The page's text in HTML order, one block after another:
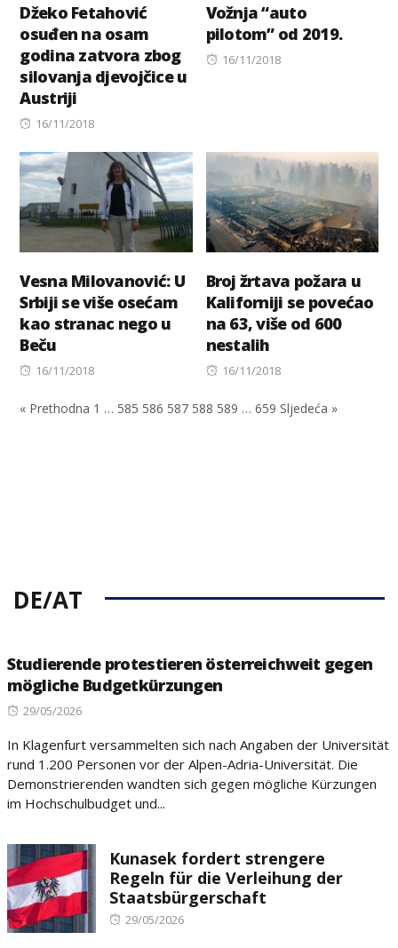
Džeko Fetahović
osuđen na osam
godina zatvora zbog
silovanja djevojčice u
Austriji
Posted
16/11/2018
Vožnja “auto
pilotom” od 2019.
Posted
16/11/2018
Vesna Milovanović: U
Srbiji se više osećam
kao stranac nego u
Beču
Posted
16/11/2018
Broj žrtava požara u
Kaliforniji se povećao
na 63, više od 600
nestalih
Posted
16/11/2018
« Prethodna 1 … 585 586 587 588 589 … 659 Sljedeća »
DE/AT
Studierende protestieren österreichweit gegen
mögliche Budgetkürzungen
Posted
29/05/2026
In Klagenfurt versammelten sich nach Angaben der Universität
rund 1.200 Personen vor der Alpen-Adria-Universität. Die
Demonstrierenden wandten sich gegen mögliche Kürzungen
im Hochschulbudget und...
Kunasek fordert strengere
Regeln für die Verleihung der
Staatsbürgerschaft
Posted
29/05/2026